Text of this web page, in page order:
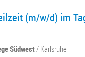
(m/w/d) im
Südwest/ Karlsruhe